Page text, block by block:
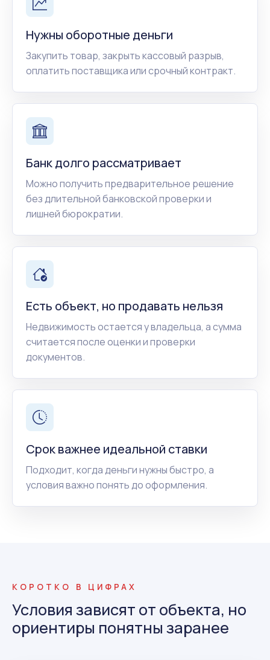
Нужны оборотные деньги
Закупить товар, закрыть кассовый разрыв,
оплатить поставщика или срочный контракт.
Банк долго рассматривает
Можно получить предварительное решение
без длительной банковской проверки и
лишней бюрократии.
Есть объект, но продавать нельзя
Недвижимость остается у владельца, а сумма
считается после оценки и проверки
документов.
Срок важнее идеальной ставки
Подходит, когда деньги нужны быстро, а
условия важно понять до оформления.
КОРОТКО В ЦИФРАХ
Условия зависят от объекта, но
ориентиры понятны заранее